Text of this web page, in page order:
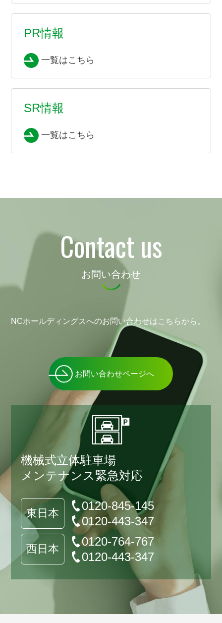
PR情報
一覧はこちら
SR情報
一覧はこちら
Contact us
お問い合わせ
NCホールディングスへのお問い合わせはこちらから。
お問い合わせページへ
機械式立体駐車場
メンテナンス緊急対応
東日本
0120-845-145
0120-443-347
西日本
0120-764-767
0120-443-347